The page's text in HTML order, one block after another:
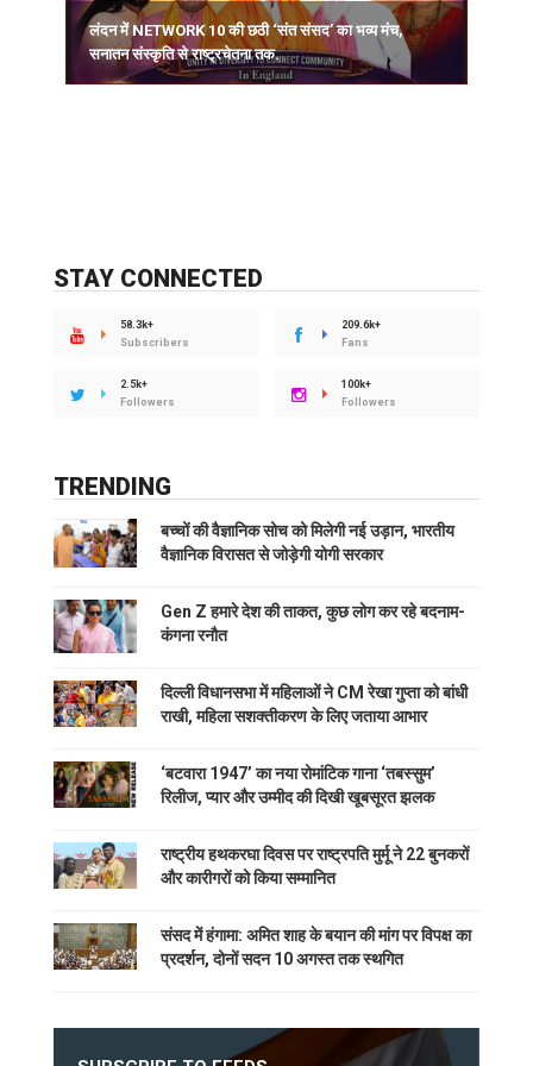
लंदन में NETWORK 10 की छठी ‘संत संसद’ का भव्य मंच,
सनातन संस्कृति से राष्ट्रचेतना तक.
STAY CONNECTED
58.3k+
Subscribers
209.6k+
Fans
2.5k+
Followers
100k+
Followers
TRENDING
बच्चों की वैज्ञानिक सोच को मिलेगी नई उड़ान, भारतीय
वैज्ञानिक विरासत से जोड़ेगी योगी सरकार
Gen Z हमारे देश की ताकत, कुछ लोग कर रहे बदनाम-
कंगना रनौत
दिल्ली विधानसभा में महिलाओं ने CM रेखा गुप्ता को बांधी
राखी, महिला सशक्तीकरण के लिए जताया आभार
‘बटवारा 1947’ का नया रोमांटिक गाना ‘तबस्सुम’
रिलीज, प्यार और उम्मीद की दिखी खूबसूरत झलक
राष्ट्रीय हथकरघा दिवस पर राष्ट्रपति मुर्मू ने 22 बुनकरों
और कारीगरों को किया सम्मानित
संसद में हंगामा: अमित शाह के बयान की मांग पर विपक्ष का
प्रदर्शन, दोनों सदन 10 अगस्त तक स्थगित